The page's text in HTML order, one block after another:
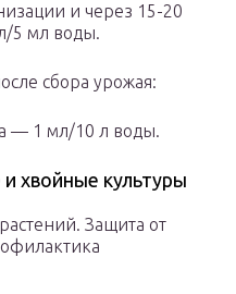
и через 15-20
5 мл воды.
сбора урожая:
— 1 мл/10 л воды.
хвойные культуры
Защита от